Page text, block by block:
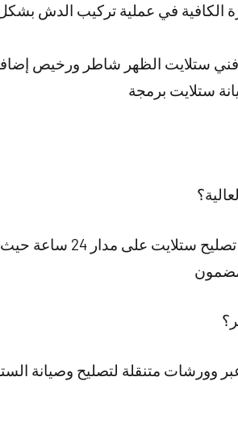
الكافية في عملية تركيب الدش
ستلايت الظهر شاطر ورخيص
ستلايت برمجة
نقدم لكم افضل فني تركيب
متنقلة لتصليح وصيانة